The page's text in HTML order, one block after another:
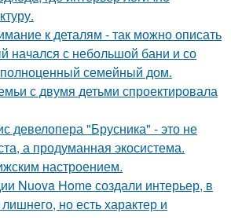
к деталям - так можно описать
начался с небольшой бани и со
семейный дом.
с двумя детьми спроектировала
девелопера "Брусника" - это не
а продуманная экосистема.
настроением.
Nuova Home создали интерьер, в
но есть характер и